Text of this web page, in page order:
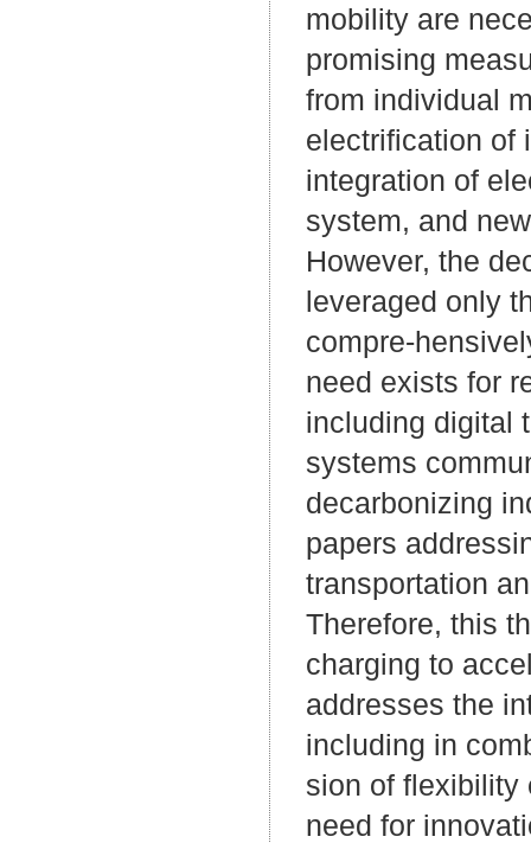
mobility are
promising
from individual
electrification of
integration of
system, and
However, the
leveraged only
compre-
need exists for
including digital
systems
decarbonizing
papers
transportation
Therefore, this
charging to
addresses the
including in
sion of flexibility
need for